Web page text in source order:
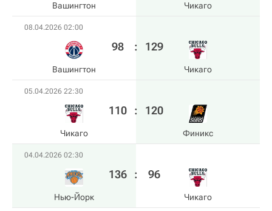
Вашингтон Чикаго
08.04.2026 02:00
Вашингтон
98 : 129
Чикаго
05.04.2026 22:30
Чикаго
110 : 120
Финикс
04.04.2026 02:30
Нью-Йорк
136 : 96
Чикаго